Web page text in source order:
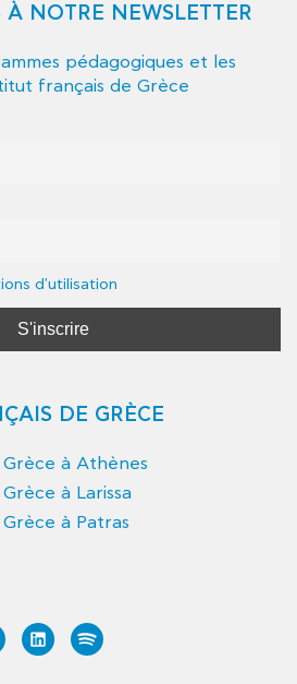
À NOTRE NEWSLETTER
pédagogiques et les
français de Grèce
d'utilisation
DE GRÈCE
à Athènes
à Larissa
à Patras